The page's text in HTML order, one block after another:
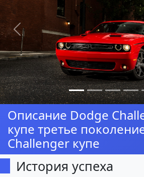
Предыдущая
Описание Dodge
купе третье
Challenger купе
История успеха